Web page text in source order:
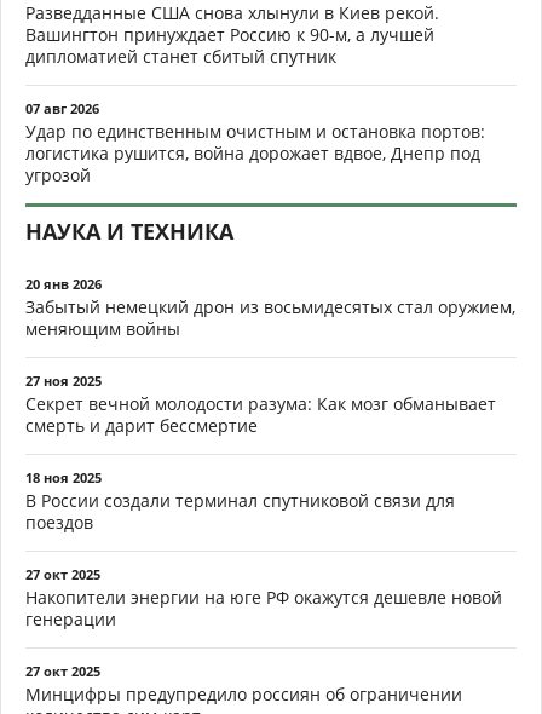
Разведданные США снова хлынули в Киев рекой.
Вашингтон принуждает Россию к 90-м, а лучшей
дипломатией станет сбитый спутник
07 авг 2026
Удар по единственным очистным и остановка портов:
логистика рушится, война дорожает вдвое, Днепр под
угрозой
НАУКА И ТЕХНИКА
20 янв 2026
Забытый немецкий дрон из восьмидесятых стал оружием,
меняющим войны
27 ноя 2025
Секрет вечной молодости разума: Как мозг обманывает
смерть и дарит бессмертие
18 ноя 2025
В России создали терминал спутниковой связи для
поездов
27 окт 2025
Накопители энергии на юге РФ окажутся дешевле новой
генерации
27 окт 2025
Минцифры предупредило россиян об ограничении